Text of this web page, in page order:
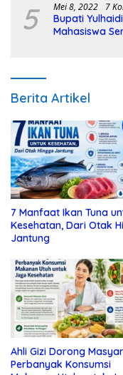
5 Mei 8, 2022 7
Bupati
Mahasiswa
Berita Artikel
7 Manfaat Ikan Tuna
Kesehatan, Dari Otak
Jantung
Ahli Gizi Dorong
Perbanyak Konsumsi